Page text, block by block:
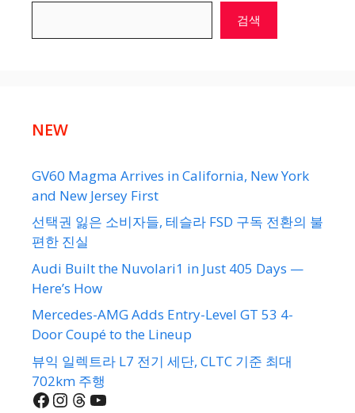
검색
NEW
GV60 Magma Arrives in California, New York
and New Jersey First
선택권 잃은 소비자들, 테슬라 FSD 구독 전환의 불
편한 진실
Audi Built the Nuvolari1 in Just 405 Days —
Here’s How
Mercedes-AMG Adds Entry-Level GT 53 4-
Door Coupé to the Lineup
뷰익 일렉트라 L7 전기 세단, CLTC 기준 최대
702km 주행
Facebook
Instagram
Threads
YouTube